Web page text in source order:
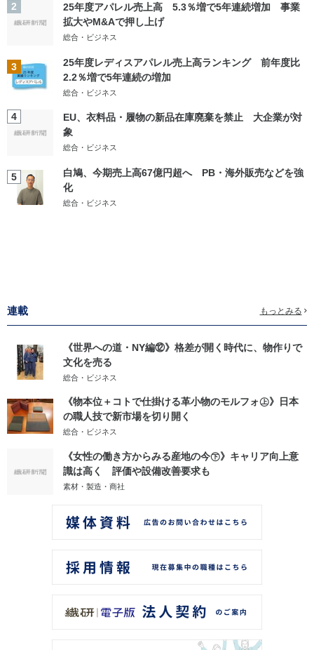
2
25年度アパレル売上高 5.3％増で5年連続増加 事業
拡大やM&Aで押し上げ
総合・ビジネス
3
25年度レディスアパレル売上高ランキング 前年度比
2.2％増で5年連続の増加
総合・ビジネス
4
EU、衣料品・履物の新品在庫廃棄を禁止 大企業が対
象
総合・ビジネス
5
白鳩、今期売上高67億円超へ PB・海外販売などを強
化
総合・ビジネス
連載 もっとみる
《世界への道・NY編⑫》格差が開く時代に、物作りで
文化を売る
総合・ビジネス
《物本位＋コトで仕掛ける革小物のモルフォ㊤》日本
の職人技で新市場を切り開く
総合・ビジネス
《女性の働き方からみる産地の今㊦》キャリア向上意
識は高く 評価や設備改善要求も
素材・製造・商社